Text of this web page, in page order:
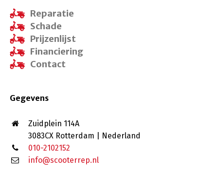
Reparatie
Schade
Prijzenlijst
Financiering
Contact
Gegevens
Zuidplein 114A
3083CX Rotterdam | Nederland
010-2102152
info@scooterrep.nl